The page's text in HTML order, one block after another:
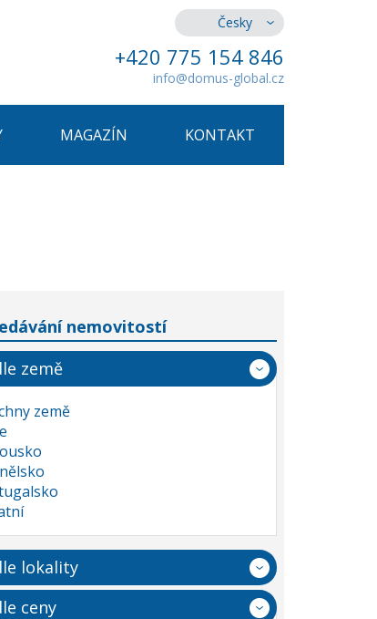
Česky
+420 775 154 846
info@domus-global.cz
MAGAZÍN KONTAKT
nemovitostí
země
země
lokality
ceny